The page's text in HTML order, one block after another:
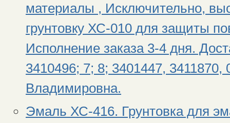
материалы , Исключительно,
грунтовку ХС-010 для защиты
Исполнение заказа 3-4 дня.
3410496; 7; 8; 3401447,
Владимировна.
Эмаль ХС-416. Грунтовка для